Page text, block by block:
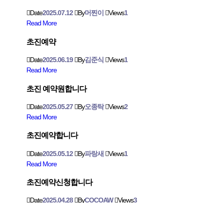
Date2025.07.12 By머찐이 Views1
Read More
초진예약
Date2025.06.19 By김준식 Views1
Read More
초진 예약원합니다
Date2025.05.27 By오종탁 Views2
Read More
초진예약합니다
Date2025.05.12 By파랑새 Views1
Read More
초진예약신청합니다
Date2025.04.28 ByCOCOAW Views3